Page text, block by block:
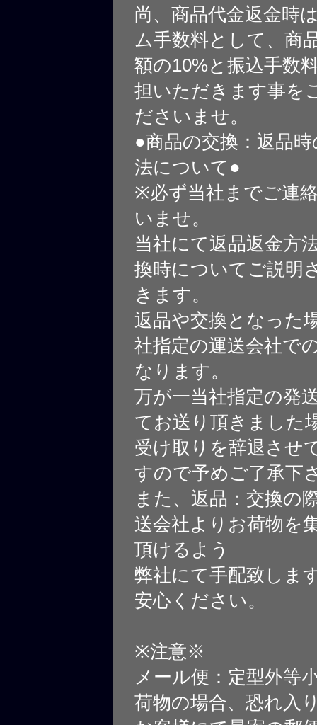
尚、商品代金返金時
ム手数料として、商
額の10%と振込手数
担いただきます事を
ださいませ。
●商品の交換：返品
法について●
※必ず当社までご連
いませ。
当社にて返品返金方
換時についてご説明
きます。
返品や交換となった
社指定の運送会社で
なります。
万が一当社指定の発
てお送り頂きました
受け取りを辞退させ
すので予めご了承下
また、返品：交換の
送会社よりお荷物を
頂けるよう
弊社にて手配致しま
安心ください。
※注意※
メール便：定型外等
荷物の場合、恐れ入